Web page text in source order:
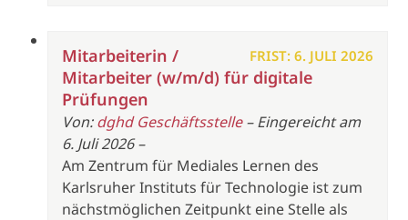
FRIST: 6. JULI 2026
Mitarbeiterin /
Mitarbeiter (w/m/d) für digitale
Prüfungen
Von:dghd Geschäftsstelle– Eingereicht am
6. Juli 2026 –
Am Zentrum für Mediales Lernen des
Karlsruher Instituts für Technologie ist zum
nächstmöglichen Zeitpunkt eine Stelle als